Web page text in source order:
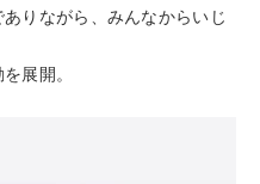
りながら、みんなからいじ
展開。